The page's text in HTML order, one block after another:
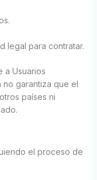
legal para contratar.
a Usuarios
no garantiza que el
países ni
el proceso de